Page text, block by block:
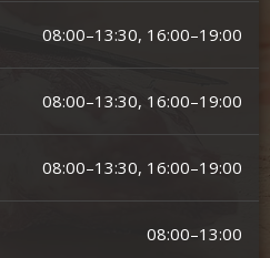
08:00–13:30, 16:00–19:00
08:00–13:30, 16:00–19:00
08:00–13:30, 16:00–19:00
08:00–13:00